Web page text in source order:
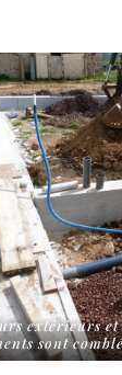
exté­rieurs
sont